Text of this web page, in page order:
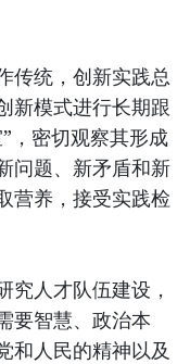
传统，创新实践总
新模式进行长期跟
，密切观察其形成
问题、新矛盾和新
营养，接受实践检
究人才队伍建设，
要智慧、政治本
和人民的精神以及